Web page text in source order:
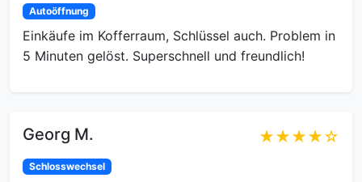
Autoöffnung
Einkäufe im Kofferraum, Schlüssel auch. Problem in
5 Minuten gelöst. Superschnell und freundlich!
Georg M. ★★★★☆
Schlosswechsel